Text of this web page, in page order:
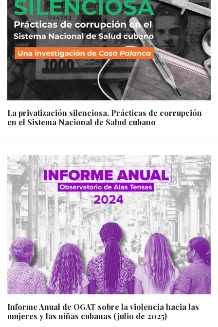
La privatización silenciosa. Prácticas de corrupción
en el Sistema Nacional de Salud cubano
Informe Anual de OGAT sobre la violencia hacia las
mujeres y las niñas cubanas (julio de 2025)